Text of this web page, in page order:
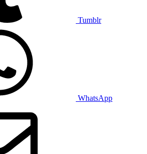
Tumblr
WhatsApp